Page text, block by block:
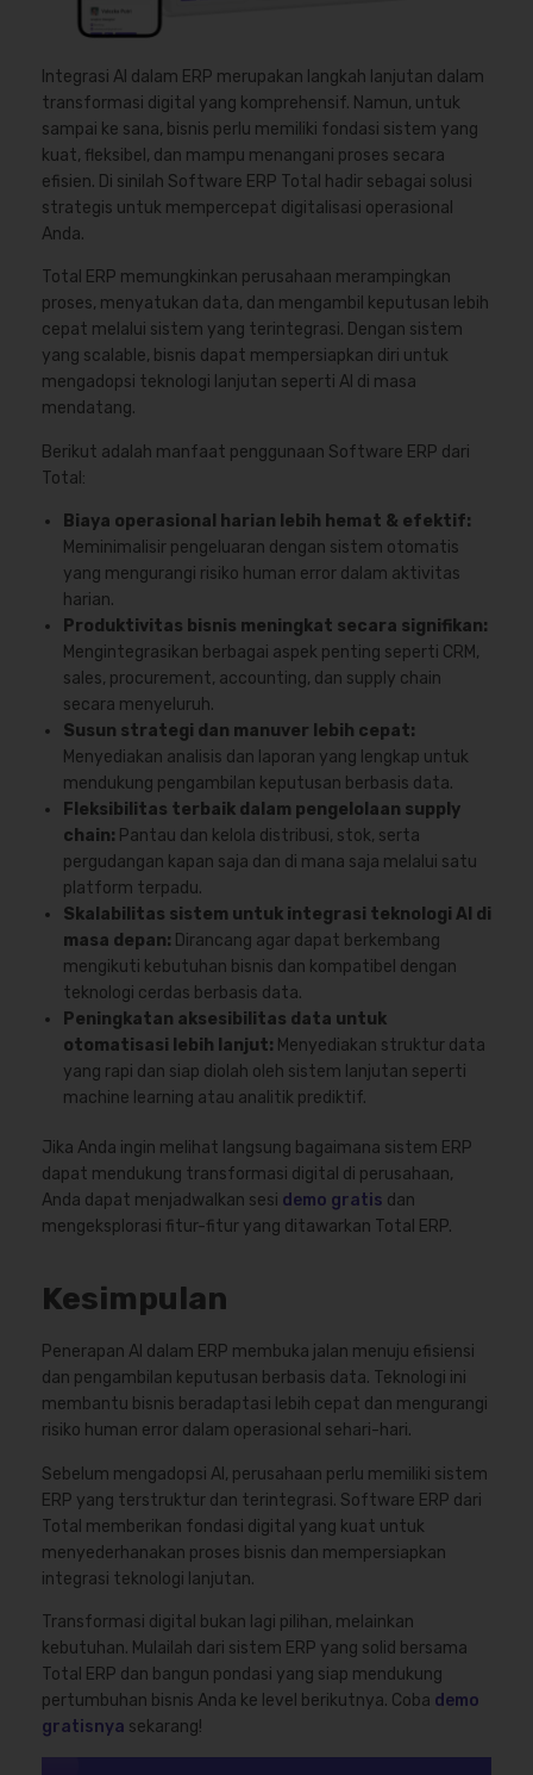
Integrasi AI dalam ERP merupakan langkah lanjutan dalam
transformasi digital yang komprehensif. Namun, untuk
sampai ke sana, bisnis perlu memiliki fondasi sistem yang
kuat, fleksibel, dan mampu menangani proses secara
efisien. Di sinilah Software ERP Total hadir sebagai solusi
strategis untuk mempercepat digitalisasi operasional
Anda.
Total ERP memungkinkan perusahaan merampingkan
proses, menyatukan data, dan mengambil keputusan lebih
cepat melalui sistem yang terintegrasi. Dengan sistem
yang scalable, bisnis dapat mempersiapkan diri untuk
mengadopsi teknologi lanjutan seperti AI di masa
mendatang.
Berikut adalah manfaat penggunaan Software ERP dari
Total:
Biaya operasional harian lebih hemat & efektif:
Meminimalisir pengeluaran dengan sistem otomatis
yang mengurangi risiko human error dalam aktivitas
harian.
Produktivitas bisnis meningkat secara signifikan:
Mengintegrasikan berbagai aspek penting seperti CRM,
sales, procurement, accounting, dan supply chain
secara menyeluruh.
Susun strategi dan manuver lebih cepat:
Menyediakan analisis dan laporan yang lengkap untuk
mendukung pengambilan keputusan berbasis data.
Fleksibilitas terbaik dalam pengelolaan supply
chain: Pantau dan kelola distribusi, stok, serta
pergudangan kapan saja dan di mana saja melalui satu
platform terpadu.
Skalabilitas sistem untuk integrasi teknologi AI di
masa depan: Dirancang agar dapat berkembang
mengikuti kebutuhan bisnis dan kompatibel dengan
teknologi cerdas berbasis data.
Peningkatan aksesibilitas data untuk
otomatisasi lebih lanjut: Menyediakan struktur data
yang rapi dan siap diolah oleh sistem lanjutan seperti
machine learning atau analitik prediktif.
Jika Anda ingin melihat langsung bagaimana sistem ERP
dapat mendukung transformasi digital di perusahaan,
Anda dapat menjadwalkan sesi demo gratis dan
mengeksplorasi fitur-fitur yang ditawarkan Total ERP.
Kesimpulan
Penerapan AI dalam ERP membuka jalan menuju efisiensi
dan pengambilan keputusan berbasis data. Teknologi ini
membantu bisnis beradaptasi lebih cepat dan mengurangi
risiko human error dalam operasional sehari-hari.
Sebelum mengadopsi AI, perusahaan perlu memiliki sistem
ERP yang terstruktur dan terintegrasi. Software ERP dari
Total memberikan fondasi digital yang kuat untuk
menyederhanakan proses bisnis dan mempersiapkan
integrasi teknologi lanjutan.
Transformasi digital bukan lagi pilihan, melainkan
kebutuhan. Mulailah dari sistem ERP yang solid bersama
Total ERP dan bangun pondasi yang siap mendukung
pertumbuhan bisnis Anda ke level berikutnya. Coba demo
gratisnya sekarang!